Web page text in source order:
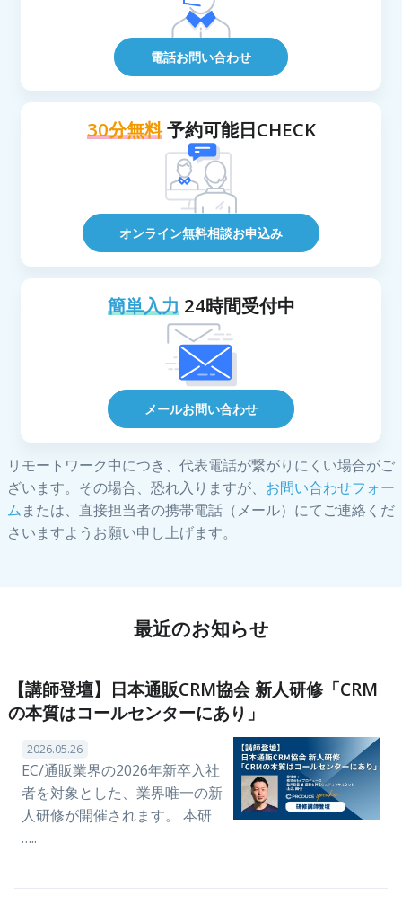
電話お問い合わせ
30分無料予約可能日CHECK
オンライン無料相談お申込み
簡単入力24時間受付中
メールお問い合わせ
リモートワーク中につき、代表電話が繋がりにくい場合がご
ざいます。その場合、恐れ入りますが、 お問い合わせフォー
ムまたは、直接担当者の携帯電話（メール）にてご連絡くだ
さいますようお願い申し上げます。
最近のお知らせ
【講師登壇】日本通販CRM協会 新人研修「CRM
の本質はコールセンターにあり」
2026.05.26
EC/通販業界の2026年新卒入社
者を対象とした、業界唯一の新
人研修が開催されます。 本研
…..